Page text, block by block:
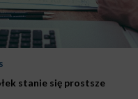
stanie się prostsze